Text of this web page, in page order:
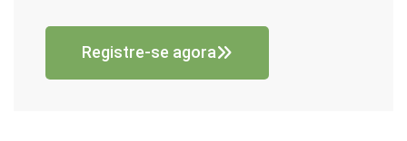
Registre-se agora